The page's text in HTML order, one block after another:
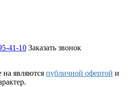
41-10 Заказать звонок
являются публичной офертой и